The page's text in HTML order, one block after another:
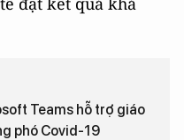
Teams hỗ trợ giáo
phó Covid-19